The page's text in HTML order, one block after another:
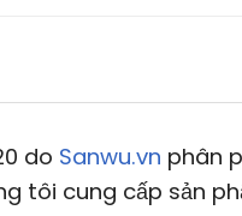
do Sanwu.vn phân
tôi cung cấp sản